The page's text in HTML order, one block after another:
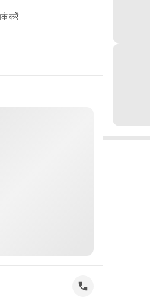
करें